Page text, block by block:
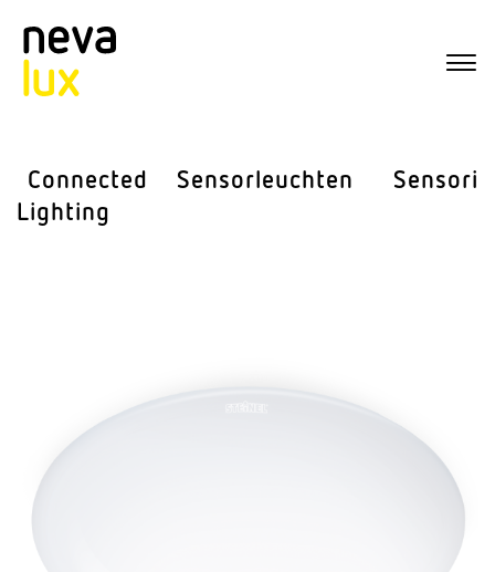
Connected
Lighting
Sensor­leuchten Sensorik